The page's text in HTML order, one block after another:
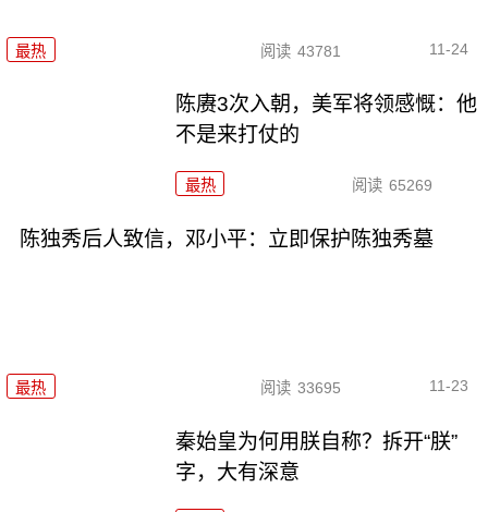
最热 阅读 43781 11-24
陈赓3次入朝，美军将领感慨：他
不是来打仗的
最热 阅读 65269
陈独秀后人致信，邓小平：立即保护陈独秀墓
最热 阅读 33695 11-23
秦始皇为何用朕自称？拆开“朕”
字，大有深意